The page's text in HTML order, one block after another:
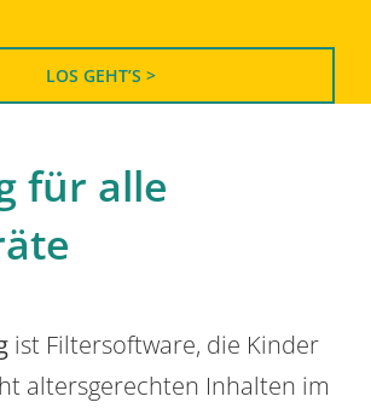
LOS GEHT’S >
für alle
ist Filtersoftware, die Kinder
altersgerechten Inhalten im